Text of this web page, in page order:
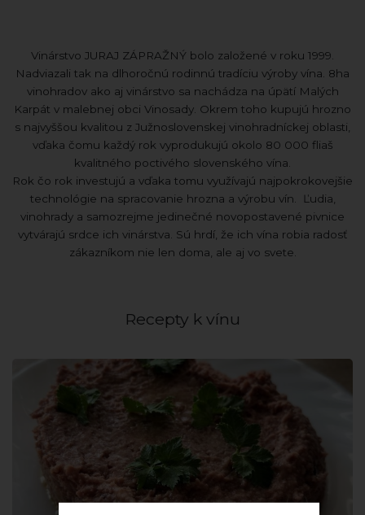
Vinárstvo JURAJ ZÁPRAŽNÝ bolo založené v roku 1999.
Nadviazali tak na dlhoročnú rodinnú tradíciu výroby vína. 8ha
vinohradov ako aj vinárstvo sa nachádza na úpätí Malých
Karpát v malebnej obci Vinosady. Okrem toho kupujú hrozno
s najvyššou kvalitou z Južnoslovenskej vinohradníckej oblasti,
vďaka čomu každý rok vyprodukujú okolo 80 000 fliaš
kvalitného poctivého slovenského vína.
Rok čo rok investujú a vďaka tomu využívajú najpokrokovejšie
technológie na spracovanie hrozna a výrobu vín. Ľudia,
vinohrady a samozrejme jedinečné novopostavené pivnice
vytvárajú srdce ich vinárstva. Sú hrdí, že ich vína robia radosť
zákazníkom nie len doma, ale aj vo svete.
Recepty k vínu